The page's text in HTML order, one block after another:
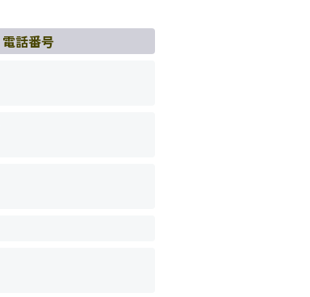
電話番号